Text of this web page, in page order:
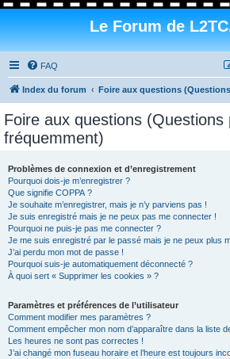
Le Forum de
FAQ
Index du forum Foire aux questions
Foire aux questions (Questions
fréquemment)
Problèmes de connexion et d’enregistrement
Pourquoi dois-je m’enregistrer ?
Que signifie COPPA ?
Je souhaite m’enregistrer, mais je n’y parviens pas !
Je suis enregistré mais je ne peux pas me connecter !
Pourquoi ne puis-je pas me connecter ?
Je me suis enregistré par le passé mais je ne peux plus
J’ai perdu mon mot de passe !
Pourquoi suis-je automatiquement déconnecté ?
À quoi sert « Supprimer les cookies » ?
Paramètres et préférences de l’utilisateur
Comment modifier mes paramètres ?
Comment empêcher mon nom d’apparaître dans la liste
Les heures ne sont pas correctes !
J’ai changé mon fuseau horaire et l’heure est toujours